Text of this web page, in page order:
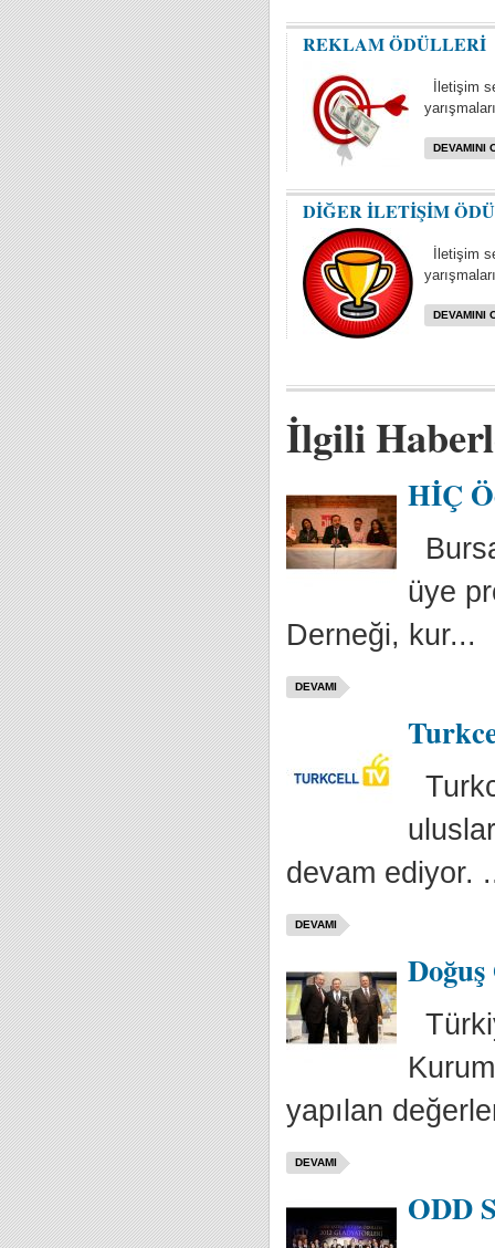
REKLAM ÖDÜLLERİ
İletişim
DEVAMINI
DİĞER İLETİŞİM
İletişim
DEVAMINI
İlgili
HİÇ
üye
Derneği, kur...
DEVAMI
devam ediyor.
DEVAMI
yapılan
DEVAMI
ODD